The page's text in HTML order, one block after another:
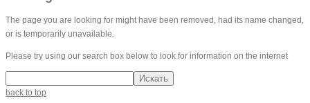
The page you are looking for might have been removed, had its name changed,
or is temporarily unavailable.
Please try using our search box below to look for information on the internet
back to top